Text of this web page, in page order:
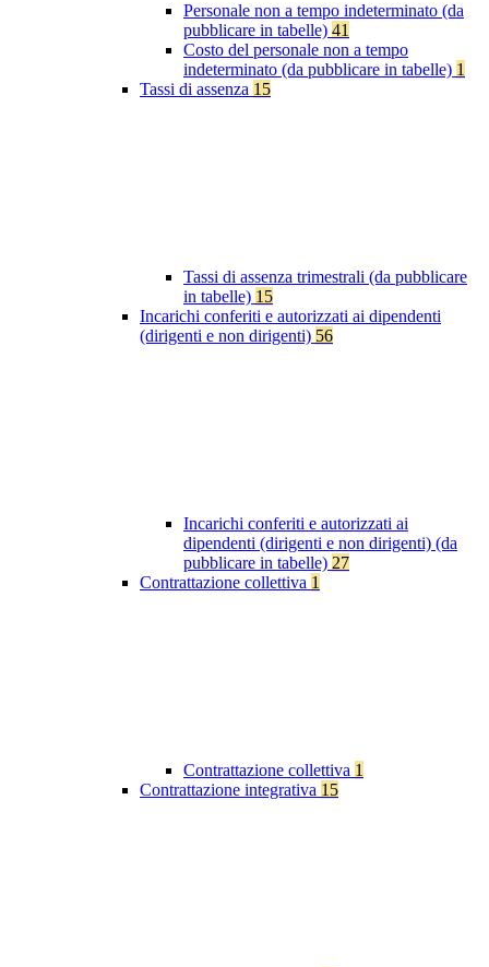
Personale non a tempo indeterminato (da
pubblicare in tabelle) 41
Costo del personale non a tempo
indeterminato (da pubblicare in tabelle) 1
Tassi di assenza 15
Tassi di assenza trimestrali (da pubblicare
in tabelle) 15
Incarichi conferiti e autorizzati ai dipendenti
(dirigenti e non dirigenti) 56
Incarichi conferiti e autorizzati ai
dipendenti (dirigenti e non dirigenti) (da
pubblicare in tabelle) 27
Contrattazione collettiva 1
Contrattazione collettiva 1
Contrattazione integrativa 15